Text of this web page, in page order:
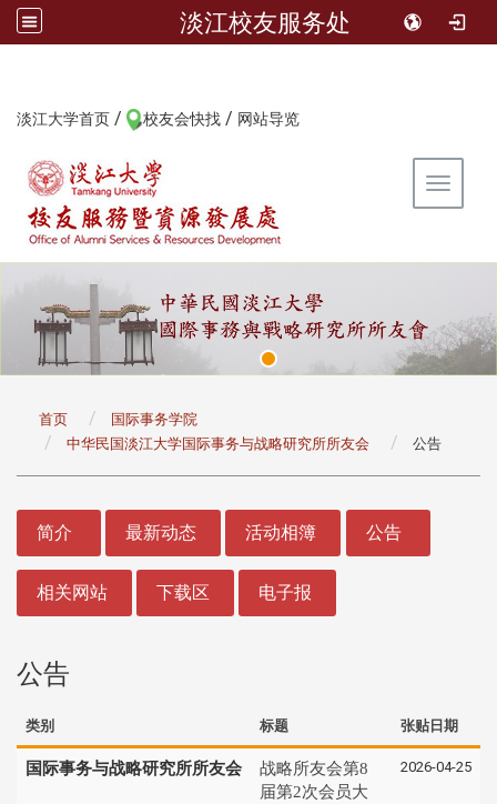
淡江校友服务处
淡江大学首页 / 校友会快找 / 网站导览
Toggle
首页
国际事务学院
中华民国淡江大学国际事务与战略研究所所友会
公告
简介 最新动态 活动相簿 公告
相关网站 下载区 电子报
公告
类别 标题 张贴日期
国际事务与战略研究所所友会
战略所友会第8
届第2次会员大
2026-04-25